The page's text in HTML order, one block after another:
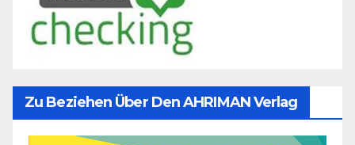
Zu Beziehen Über Den AHRIMAN Verlag